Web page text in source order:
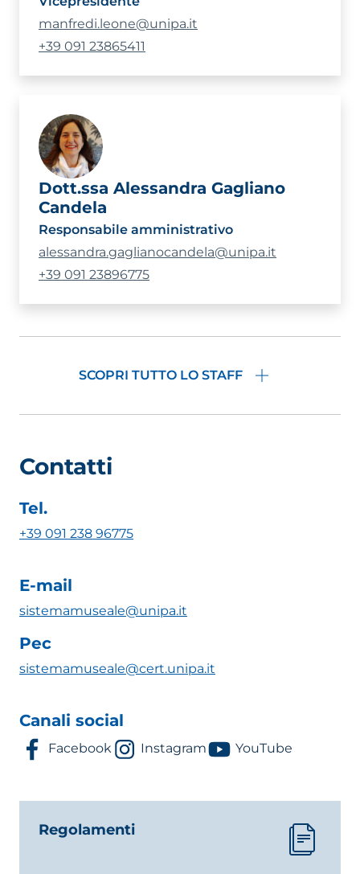
manfredi.leone@unipa.it
+39 091 23865411
Dott.ssa Alessandra Gagliano
Candela
Responsabile amministrativo
alessandra.gaglianocandela@unipa.it
+39 091 23896775
SCOPRI TUTTO LO STAFF
Contatti
Tel.
+39 091 238 96775
E-mail
sistemamuseale@unipa.it
Pec
sistemamuseale@cert.unipa.it
Canali social
Facebook Instagram YouTube
Regolamenti